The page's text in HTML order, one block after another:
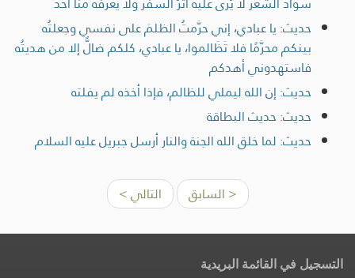
حديث: يا عبادي، إني حرَّمتُ الظلمَ على نفسي وجعلتُه
بينكم محرَّمًا فلا تَظَالموا، يا عبادي، كلكم ضالٌّ إلا من هديتُه
فاستهدوني أهدكم
حديث: إن الله ليملي للظالم، فإذا أخذه لم يفلته
حديث: حديث البطاقة
حديث: لما خلق الله الجنة والنار أرسل جبريل عليه السلام
< السابق التالي >
التسجيل في القائمة البريدية